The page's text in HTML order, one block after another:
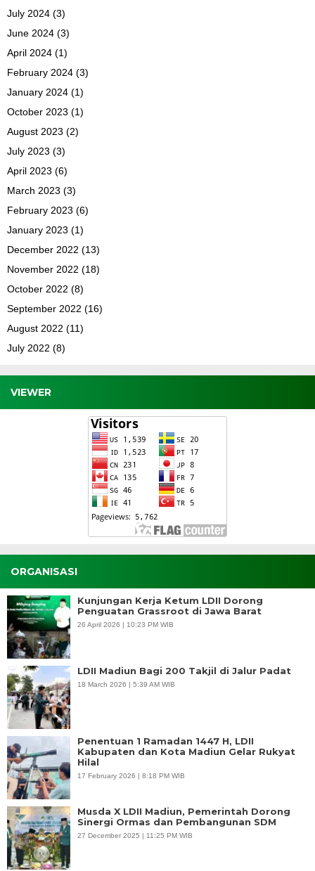
July 2024 (3)
June 2024 (3)
April 2024 (1)
February 2024 (3)
January 2024 (1)
October 2023 (1)
August 2023 (2)
July 2023 (3)
April 2023 (6)
March 2023 (3)
February 2023 (6)
January 2023 (1)
December 2022 (13)
November 2022 (18)
October 2022 (8)
September 2022 (16)
August 2022 (11)
July 2022 (8)
VIEWER
ORGANISASI
Kunjungan Kerja Ketum LDII Dorong
Penguatan Grassroot di Jawa Barat
26 April 2026 | 10:23 PM WIB
LDII Madiun Bagi 200 Takjil di Jalur Padat
18 March 2026 | 5:39 AM WIB
Penentuan 1 Ramadan 1447 H, LDII
Kabupaten dan Kota Madiun Gelar Rukyat
Hilal
17 February 2026 | 8:18 PM WIB
Musda X LDII Madiun, Pemerintah Dorong
Sinergi Ormas dan Pembangunan SDM
27 December 2025 | 11:25 PM WIB